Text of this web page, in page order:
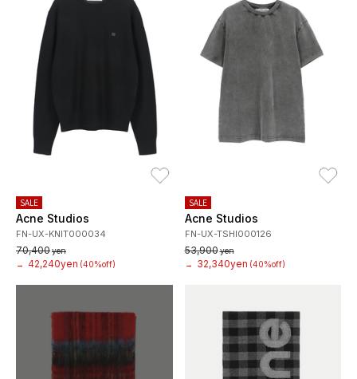
SALE
Acne Studios
FN-UX-KNIT000034
70,400yen
→ 42,240yen (40%off)
SALE
Acne Studios
FN-UX-TSHI000126
53,900yen
→
32,340yen (40%off)